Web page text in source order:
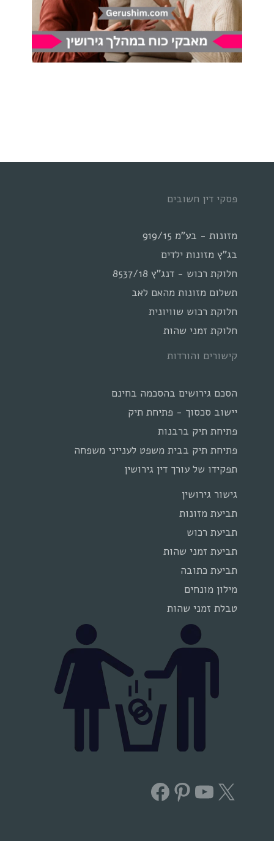
פסקי דין חשובים
מזונות - בע"מ 919/15
בג"ץ מזונות ילדים
חלוקת רכוש - דנג"ץ 8537/18
תשלום מזונות מהאם לאב
חלוקת רכוש שוויונית
חלוקת זמני שהות
קישורים והורדות
הסכם גירושים בהסכמה בחינם
יישוב סכסוך - פתיחת תיק
פתיחת תיק ברבנות
פתיחת תיק בבית משפט לענייני משפחה
תפקידו של עורך דין גירושין
גישור גירושין
תביעת מזונות
תביעת רכוש
תביעת זמני שהות
תביעת כתובה
מילון מונחים
טבלת זמני שהות
X
YouTube
Pinterest
Facebook